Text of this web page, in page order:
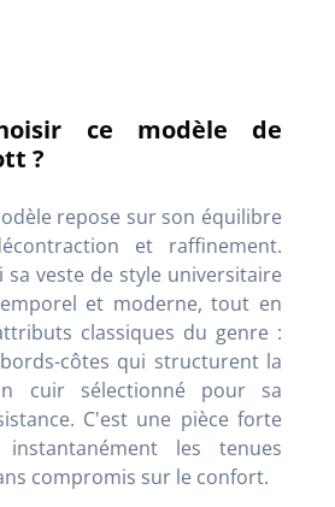
ce modèle de
?
repose sur son équilibre
et raffinement.
sa veste de style universitaire
et moderne, tout en
classiques du genre :
côtes qui structurent la
cuir sélectionné pour sa
C'est une pièce forte
les tenues
compromis sur le confort.